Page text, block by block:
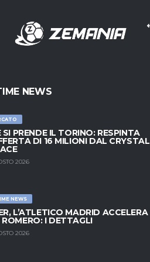
NEWS
SI PRENDE IL TORINO: RESPINTA
DI 16 MILIONI DAL CRYSTAL
2026
NEWS
L’ATLETICO MADRID ACCELERA
ROMERO: I DETTAGLI
2026
PER
IN POLE